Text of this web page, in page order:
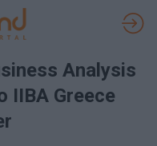
Analysis
IIBA Greece